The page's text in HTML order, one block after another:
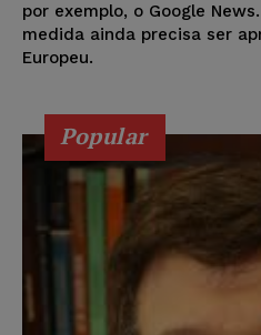
por exemplo, o Google
medida ainda precisa ser
Europeu.
Popular